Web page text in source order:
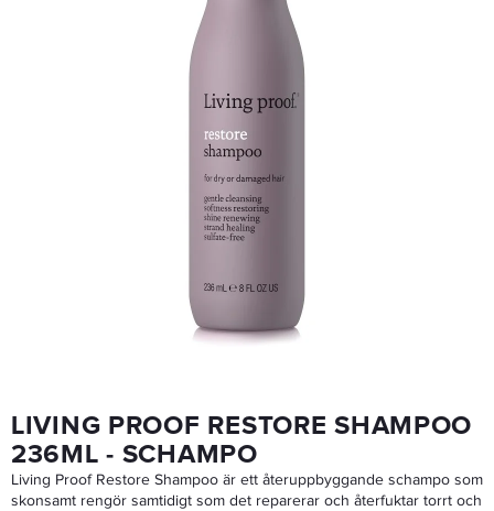
Living Proof Restore Conditioner 236 Ml - Balsam
LÄGG I VARUKORGEN
LIVING PROOF RESTORE SHAMPOO
236ML - SCHAMPO
Living Proof Restore Shampoo är ett återuppbyggande schampo som
skonsamt rengör samtidigt som det reparerar och återfuktar torrt och